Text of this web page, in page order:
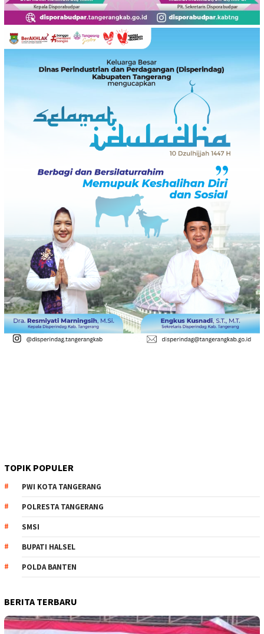
TOPIK POPULER
PWI KOTA TANGERANG
POLRESTA TANGERANG
SMSI
BUPATI HALSEL
POLDA BANTEN
BERITA TERBARU